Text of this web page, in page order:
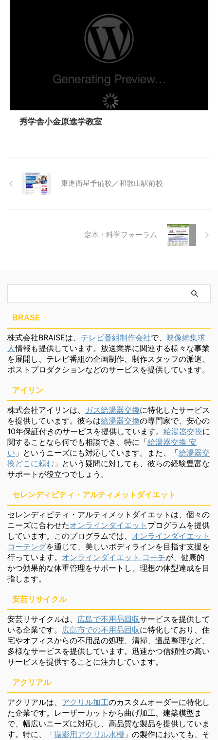
秀学舎小金原進学教室
東進衛星予備校／和歌山駅前校
定本・科学フォーラム
BRASE
株式会社BRAISEは、 テレビ番組制作会社で、 映像編集求
人情報も提供しています。放送業界に関連する様々な事業
を展開し、テレビ番組の企画制作、制作スタッフの派遣、
ポストプロダクションなどのサービスを提供しています。
アイリン
株式会社アイリンは、 ガス給湯器交換に特化したサービス
を提供しています。彼らは給湯器交換の専門家で、安心の
10年保証付きのサービスを提供しています。 給湯器交換に
関することなら何でも相談でき、特に「給湯器交換 安
い 」というニーズにも対応しています。また、「給湯器交
換どこに頼む 」という疑問に対しても、彼らの経験豊富な
サポートが役立つでしょう。
セレンディピティ・アルティメットダイエット
セレンディピティ・アルティメットダイエットは、個々の
ニーズに合わせたオンラインダイエット プログラムを提供
しています。このプログラムでは、 オンラインダイエット
コーチングを通じて、美しいボディラインを目指す支援を
行っています。 オンラインダイエット コーチが、健康的
かつ効果的な体重管理をサポートし、理想の体型達成を目
指します。
安芸リサイクル
安芸リサイクルは、 広島で不用品回収サービスを提供して
いる企業です。 広島市での不用品回収に特化しており、住
宅やオフィスからの不用品の処理、清掃、遺品整理など、
多様なサービスを提供しています。迅速かつ信頼性の高い
サービスを提供することに注力しています。
アクリアル
アクリアルは、 アクリル加工のカスタムオーダーに特化し
た企業です。レーザーカットから曲げ加工、建築模型ま
で、幅広いニーズに対応し、高品質な製品を提供していま
す。特に、「撮影用アクリル水槽 」の製作においても、そ